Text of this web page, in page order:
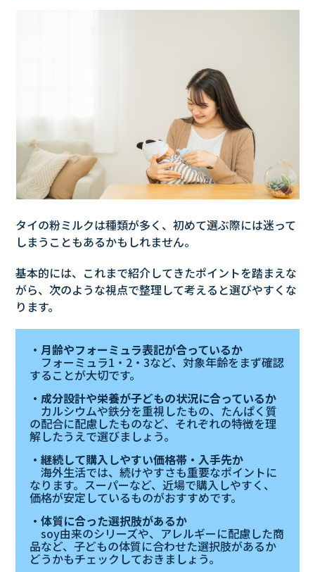
タイの粉ミルクは種類が多く、初めて選ぶ際には迷って
しまうこともあるかもしれません。
基本的には、これまで紹介してきたポイントを踏まえな
がら、次のような視点で整理して考えると選びやすくな
ります。
・月齢やフォーミュラ表記が合っているか
フォーミュラ1・2・3など、対象年齢をまず確認
することが大切です。
・成分設計や栄養が子どもの状況に合っているか
カルシウムや鉄分を重視したもの、たんぱく質
の配合に配慮したものなど、それぞれの特徴を理
解したうえで選びましょう。
・継続して購入しやすい価格帯・入手先か
海外生活では、続けやすさも重要なポイントに
なります。スーパーなど、近場で購入しやすく、
価格が安定しているものがおすすめです。
・体質に合った選択肢があるか
soy由来のシリーズや、アレルギーに配慮した商
品など、子どもの体質に合わせた選択肢があるか
どうかもチェックしておきましょう。